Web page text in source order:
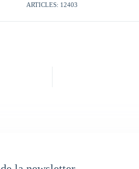
ARTICLES: 12403